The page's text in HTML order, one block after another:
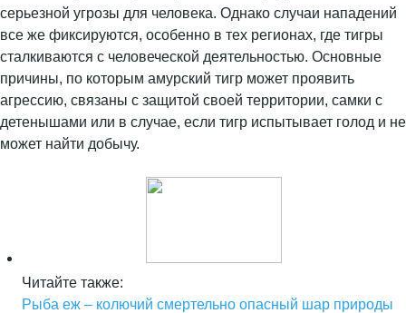
серьезной угрозы для человека. Однако случаи нападений
все же фиксируются, особенно в тех регионах, где тигры
сталкиваются с человеческой деятельностью. Основные
причины, по которым амурский тигр может проявить
агрессию, связаны с защитой своей территории, самки с
детенышами или в случае, если тигр испытывает голод и не
может найти добычу.
Читайте также:
Рыба еж – колючий смертельно опасный шар природы